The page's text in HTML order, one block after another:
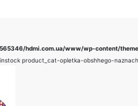
hdmi.com.ua/www/wp-content/
product_cat-opletka-obshhego-